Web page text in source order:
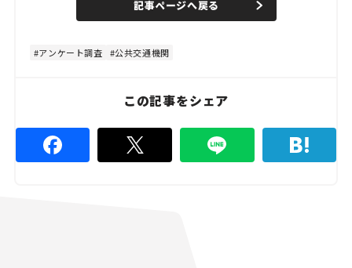
e
d
%
記事ページへ戻る
アンケート調査 公共交通機関
この記事をシェア